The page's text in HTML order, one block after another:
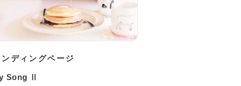
ディングページ
Song Ⅱ